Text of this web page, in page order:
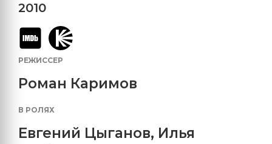
2010
РЕЖИССЕР
Роман Каримов
В РОЛЯХ
Евгений Цыганов, Илья